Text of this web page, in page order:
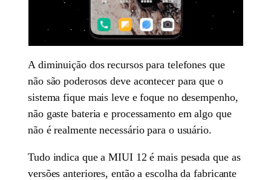
A diminuição dos recursos para telefones que
não são poderosos deve acontecer para que o
sistema fique mais leve e foque no desempenho,
não gaste bateria e processamento em algo que
não é realmente necessário para o usuário.
Tudo indica que a MIUI 12 é mais pesada que as
versões anteriores, então a escolha da fabricante